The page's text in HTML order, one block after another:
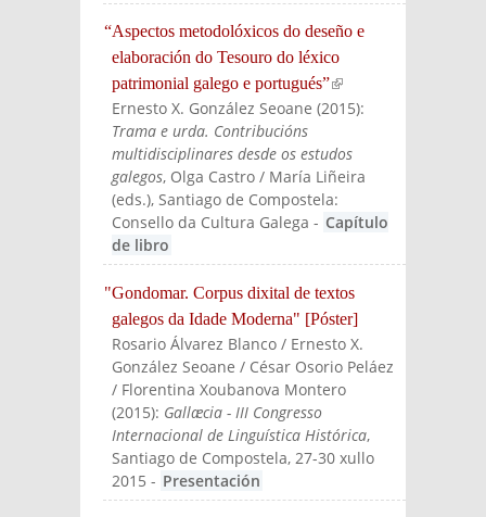
“Aspectos metodolóxicos do deseño e
elaboración do Tesouro do léxico
patrimonial galego e portugués”(link is
external)
Ernesto X. González Seoane (2015):
Trama e urda. Contribucións
multidisciplinares desde os estudos
galegos, Olga Castro / María Liñeira
(eds.), Santiago de Compostela:
Consello da Cultura Galega - Capítulo
de libro
"Gondomar. Corpus dixital de textos
galegos da Idade Moderna" [Póster]
Rosario Álvarez Blanco / Ernesto X.
González Seoane / César Osorio Peláez
/ Florentina Xoubanova Montero
(2015): Gallæcia - III Congresso
Internacional de Linguística Histórica,
Santiago de Compostela, 27-30 xullo
2015 - Presentación